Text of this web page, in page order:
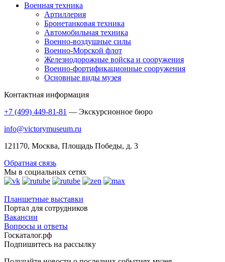
Военная техника
Артиллерия
Бронетанковая техника
Автомобильная техника
Военно-воздушные силы
Военно-Морской флот
Железнодорожные войска и сооружения
Военно-фортификационные сооружения
Основные виды музея
Контактная информация
+7 (499) 449-81-81 — Экскурсионное бюро
info@victorymuseum.ru
121170, Москва, Площадь Победы, д. 3
Обратная связь
Мы в социальных сетях
Планшетные выставки
Портал для сотрудников
Вакансии
Вопросы и ответы
Госкаталог.рф
Подпишитесь на рассылку